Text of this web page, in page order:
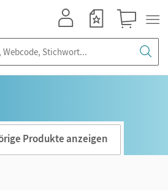
Produkte anzeigen